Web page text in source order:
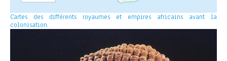
Cartes des différents royaumes et empires africains avant la
colonisation.